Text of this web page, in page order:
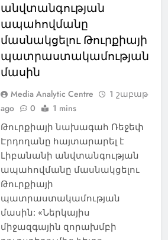
անվտանգության
ապահովմանը
մասնակցելու Թուրքիայի
պատրաստակամության
մասին
Media Analytic Centre
1 շաբաթ
ago
0 1 mins
Թուրքիայի նախագահ Ռեջեփ
Էրդողանը հայտարարել է
Լիբանանի անվտանգության
ապահովմանը մասնակցելու
Թուրքիայի
պատրաստակամության
մասին: «Ներկայիս
միջազգային զորախմբի